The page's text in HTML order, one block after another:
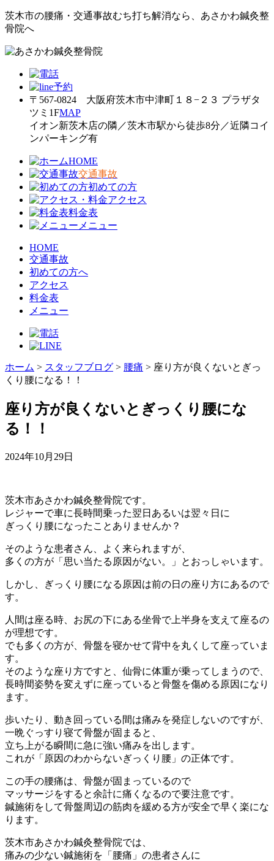
茨木市の腰痛・交通事故むち打ち解消なら、あさかわ鍼灸整
骨院へ
〒567-0824 大阪府茨木市中津町１８−２３ プラザタ
ツミ1FMAP
イオン新茨木店の隣／茨木市駅から徒歩8分／近隣コイ
ンパーキング有
HOME
交通事故
初めての方
アクセス
料金表
メニュー
HOME
交通事故
初めての方へ
アクセス
料金表
メニュー
ホーム > スタッフブログ > 腰痛 > 座り方が良くないとぎっ
くり腰になる！！
座り方が良くないとぎっくり腰にな
る！！
2024年10月29日
茨木市あさかわ鍼灸整骨院です。
レジャーで車に長時間乗った翌日あるいは翌々日に
ぎっくり腰になったことありませんか？
そのような患者さん、よく来られますが、
多くの方が「思い当たる原因がない。」とおっしゃいます。
しかし、ぎっくり腰になる原因は前の日の座り方にあるので
す。
人間は座る時、お尻の下にある坐骨で上半身を支えて座るの
が理想です。
でも多くの方が、骨盤を寝かせて背中を丸くして座っていま
す。
そのような座り方ですと、仙骨に体重が乗ってしまうので、
長時間姿勢を変えずに座っていると骨盤を傷める原因になり
ます。
歩いたり、動き回っている間は痛みを発症しないのですが、
一晩ぐっすり寝て骨盤が固まると、
立ち上がる瞬間に急に強い痛みを出します。
これが「原因のわからないぎっくり腰」の正体です。
この手の腰痛は、骨盤が固まっているので
マッサージをすると余計に痛くなるので要注意です。
鍼施術をして骨盤周辺の筋肉を緩める方が安全で早く楽にな
ります。
茨木市あさかわ鍼灸整骨院では、
痛みの少ない鍼施術を「腰痛」の患者さんに